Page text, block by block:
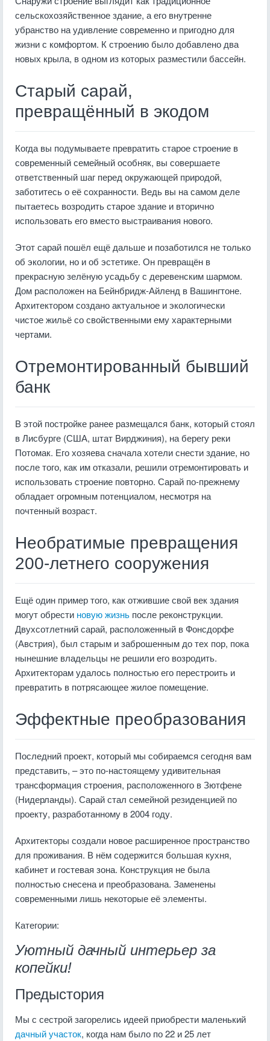
сельскохозяйственное здание, а его внутренне
убранство на удивление современно и пригодно для
жизни с комфортом. К строению было добавлено два
новых крыла, в одном из которых разместили бассейн.
Старый сарай,
превращённый в экодом
Когда вы подумываете превратить старое строение в
современный семейный особняк, вы совершаете
ответственный шаг перед окружающей природой,
заботитесь о её сохранности. Ведь вы на самом деле
пытаетесь возродить старое здание и вторично
использовать его вместо выстраивания нового.
Этот сарай пошёл ещё дальше и позаботился не только
об экологии, но и об эстетике. Он превращён в
прекрасную зелёную усадьбу с деревенским шармом.
Дом расположен на Бейнбридж-Айленд в Вашингтоне.
Архитектором создано актуальное и экологически
чистое жильё со свойственными ему характерными
чертами.
Отремонтированный бывший
банк
В этой постройке ранее размещался банк, который стоял
в Лисбурге (США, штат Вирджиния), на берегу реки
Потомак. Его хозяева сначала хотели снести здание, но
после того, как им отказали, решили отремонтировать и
использовать строение повторно. Сарай по-прежнему
обладает огромным потенциалом, несмотря на
почтенный возраст.
Необратимые превращения
200-летнего сооружения
Ещё один пример того, как отжившие свой век здания
могут обрести новую жизнь после реконструкции.
Двухсотлетний сарай, расположенный в Фонсдорфе
(Австрия), был старым и заброшенным до тех пор, пока
нынешние владельцы не решили его возродить.
Архитекторам удалось полностью его перестроить и
превратить в потрясающее жилое помещение.
Эффектные преобразования
Последний проект, который мы собираемся сегодня вам
представить, – это по-настоящему удивительная
трансформация строения, расположенного в Зютфене
(Нидерланды). Сарай стал семейной резиденцией по
проекту, разработанному в 2004 году.
Архитекторы создали новое расширенное пространство
для проживания. В нём содержится большая кухня,
кабинет и гостевая зона. Конструкция не была
полностью снесена и преобразована. Заменены
современными лишь некоторые её элементы.
Категории:
Уютный дачный интерьер за
копейки!
Предыстория
Мы с сестрой загорелись идеей приобрести маленький
дачный участок, когда нам было по 22 и 25 лет